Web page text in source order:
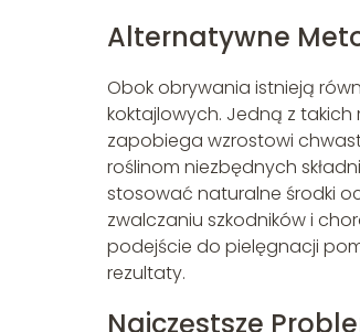
Alternatywne
Obok obrywania istnieją
koktajlowych. Jedną z
zapobiega wzrostowi
roślinom niezbędnych
stosować naturalne środki
zwalczaniu szkodników i
podejście do pielęgnacji
rezultaty.
Najczęstsze